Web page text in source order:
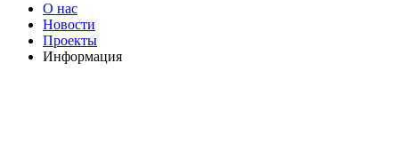
О нас
Новости
Проекты
Информация